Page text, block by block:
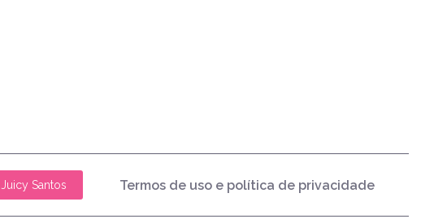
Santos Termos de uso e política de privacidade